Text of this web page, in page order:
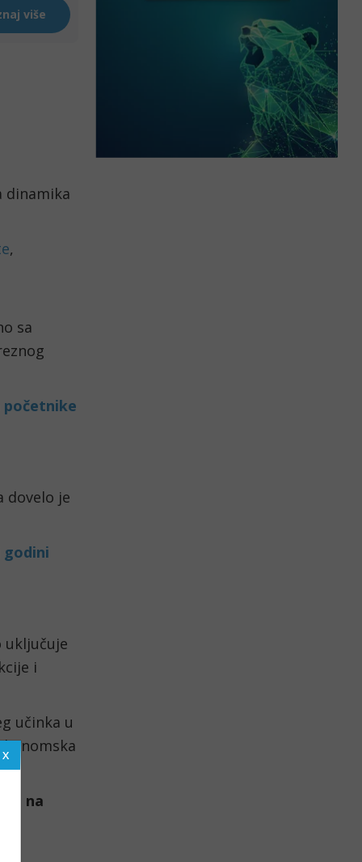
dinamika
,
sa
početnike
dovelo je
godini
i
učinka u
na